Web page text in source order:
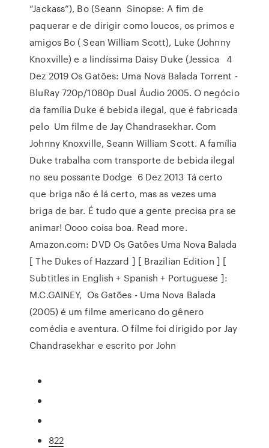
“Jackass”), Bo (Seann Sinopse: A fim de
paquerar e de dirigir como loucos, os primos e
amigos Bo ( Sean William Scott), Luke (Johnny
Knoxville) e a lindíssima Daisy Duke (Jessica 4
Dez 2019 Os Gatões: Uma Nova Balada Torrent -
BluRay 720p/1080p Dual Áudio 2005. O negócio
da família Duke é bebida ilegal, que é fabricada
pelo Um filme de Jay Chandrasekhar. Com
Johnny Knoxville, Seann William Scott. A família
Duke trabalha com transporte de bebida ilegal
no seu possante Dodge 6 Dez 2013 Tá certo
que briga não é lá certo, mas as vezes uma
briga de bar. É tudo que a gente precisa pra se
animar! Oooo coisa boa. Read more.
Amazon.com: DVD Os Gatões Uma Nova Balada
[ The Dukes of Hazzard ] [ Brazilian Edition ] [
Subtitles in English + Spanish + Portuguese ]:
M.C.GAINEY, Os Gatões - Uma Nova Balada
(2005) é um filme americano do gênero
comédia e aventura. O filme foi dirigido por Jay
Chandrasekhar e escrito por John
822